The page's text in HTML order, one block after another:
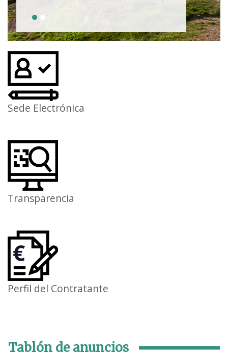
Sede Electrónica
Transparencia
Perfil del Contratante
Tablón de anuncios